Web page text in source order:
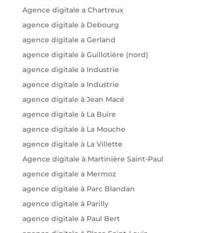
Agence digitale a Chartreux
agence digitale à Debourg
agence digitale a Gerland
agence digitale à Guillotière (nord)
agence digitale à Industrie
agence digitale a Industrie
agence digitale à Jean Macé
agence digitale à La Buire
agence digitale à La Mouche
agence digitale à La Villette
Agence digitale à Martinière Saint-Paul
agence digitale a Mermoz
agence digitale à Parc Blandan
agence digitale à Parilly
agence digitale à Paul Bert